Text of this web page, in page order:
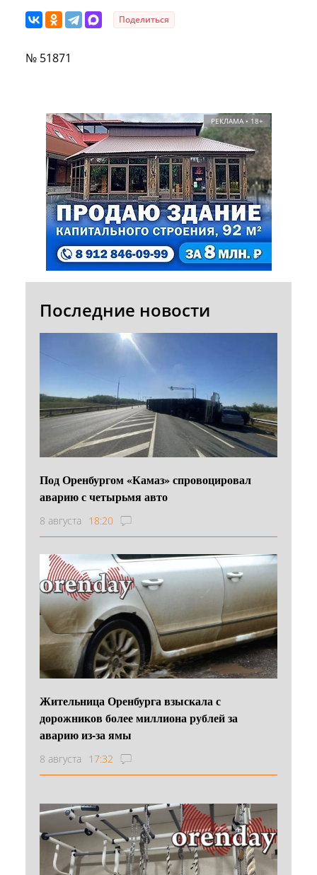
Поделиться
№ 51871
РЕКЛАМА • 18+
Последние новости
Под Оренбургом «Камаз» спровоцировал
аварию с четырьмя авто
8 августа 18:20
Жительница Оренбурга взыскала с
дорожников более миллиона рублей за
аварию из-за ямы
8 августа 17:32